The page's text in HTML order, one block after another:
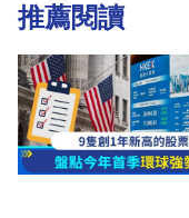
推薦閱讀